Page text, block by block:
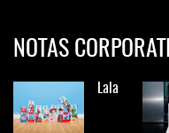
NOTAS
Lala